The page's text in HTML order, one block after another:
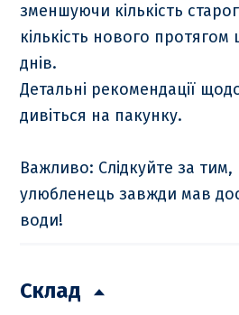
зменшуючи кількість
кількість нового
днів.
Детальні рекомендації
дивіться на пакунку.
Важливо: Слідкуйте за
улюбленець завжди мав
води!
Склад